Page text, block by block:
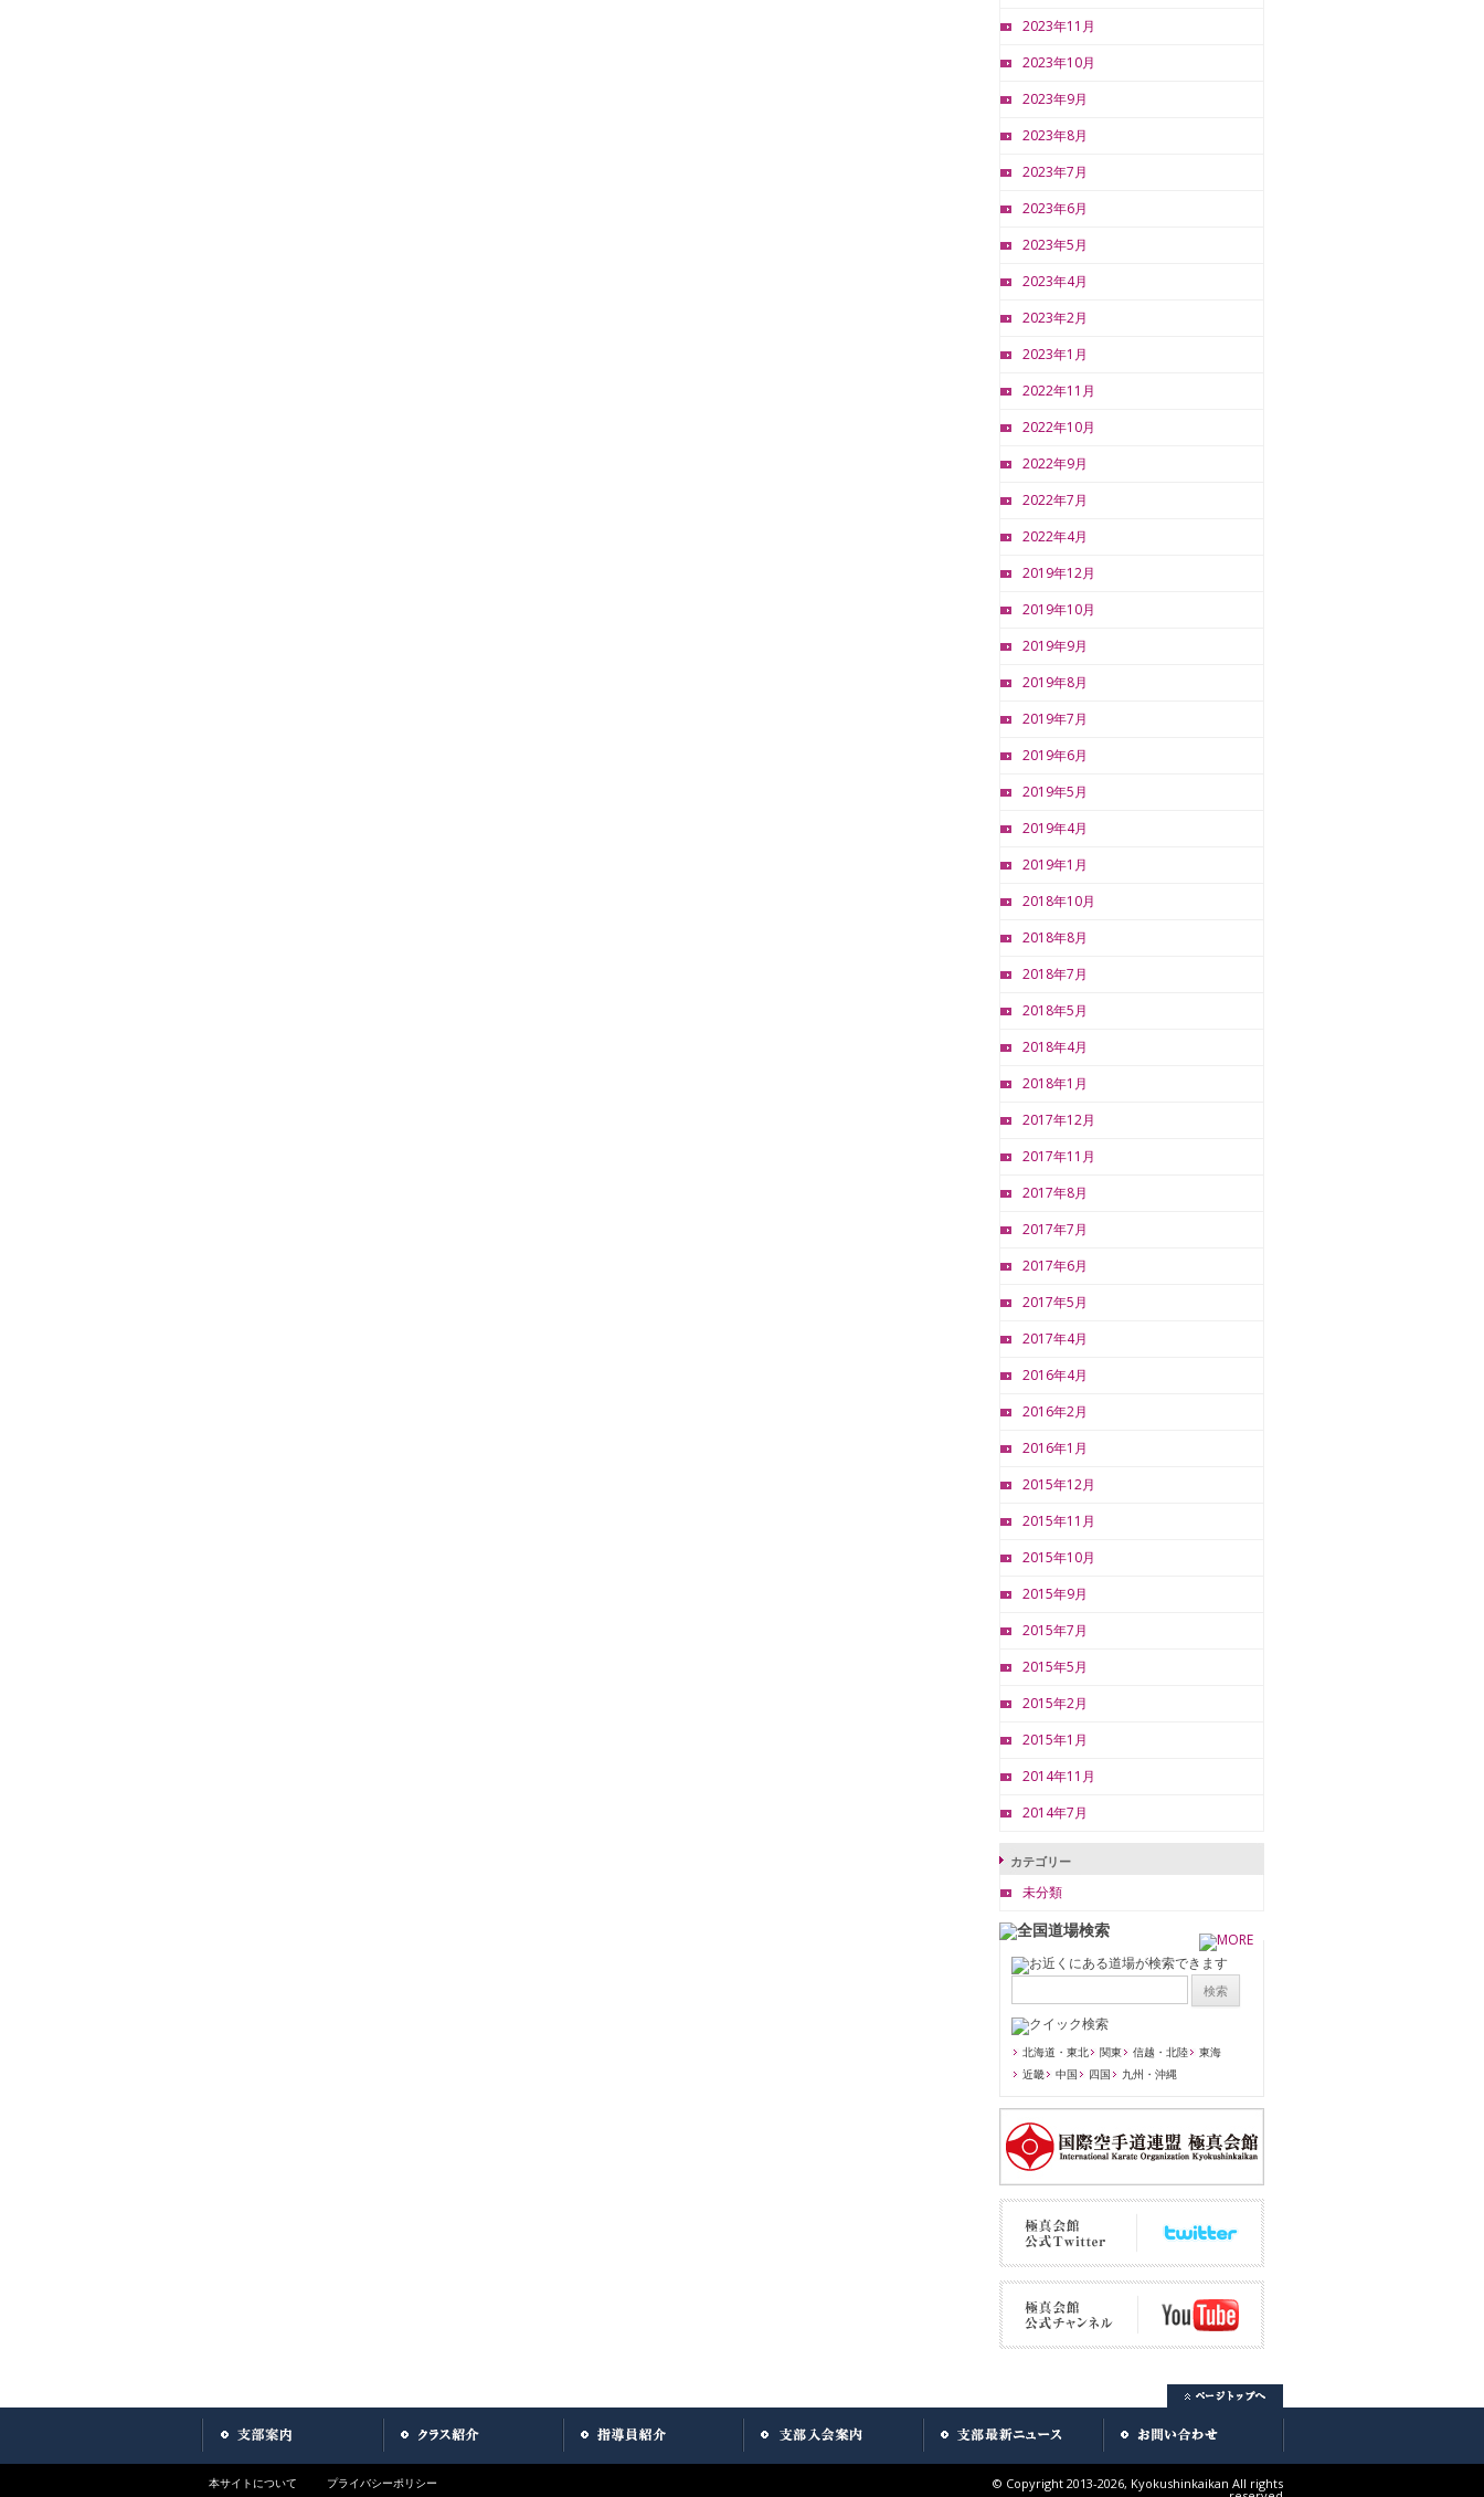
2023年11月
2023年10月
2023年9月
2023年8月
2023年7月
2023年6月
2023年5月
2023年4月
2023年2月
2023年1月
2022年11月
2022年10月
2022年9月
2022年7月
2022年4月
2019年12月
2019年10月
2019年9月
2019年8月
2019年7月
2019年6月
2019年5月
2019年4月
2019年1月
2018年10月
2018年8月
2018年7月
2018年5月
2018年4月
2018年1月
2017年12月
2017年11月
2017年8月
2017年7月
2017年6月
2017年5月
2017年4月
2016年4月
2016年2月
2016年1月
2015年12月
2015年11月
2015年10月
2015年9月
2015年7月
2015年5月
2015年2月
2015年1月
2014年11月
2014年7月
カテゴリー
未分類
北海道・東北 関東 信越・北陸
東海
近畿
中国 四国 九州・沖縄
本サイトについて プライバシーポリシー © Copyright 2013-2026, Kyokushinkaikan All rights